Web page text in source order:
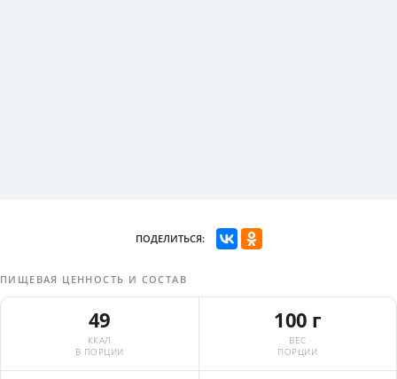
ПОДЕЛИТЬСЯ:
ПИЩЕВАЯ ЦЕННОСТЬ И СОСТАВ
49
ККАЛ
В ПОРЦИИ
100 г
ВЕС
ПОРЦИИ